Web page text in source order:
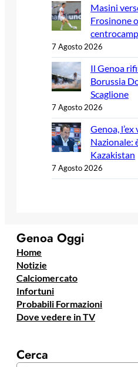
Masini
Frosinone
7 Agosto 2026
Il Genoa
Borussia
Scaglione
7 Agosto 2026
Genoa,
Nazionale:
Kazakistan
7 Agosto 2026
Genoa Oggi
Home
Notizie
Calciomercato
Infortuni
Probabili Formazioni
Dove vedere in TV
Cerca